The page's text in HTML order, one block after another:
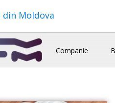
din Moldova
Companie